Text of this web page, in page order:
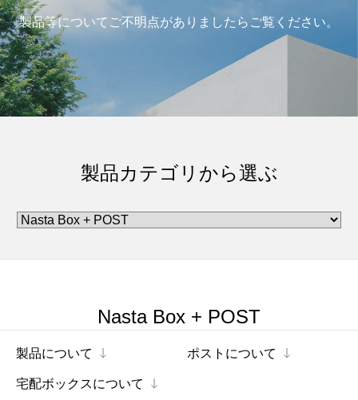
製品等についてご不明点がありましたらご覧ください。
製品カテゴリから選ぶ
Nasta Box + POST
製品について ポストについて
宅配ボックスについて